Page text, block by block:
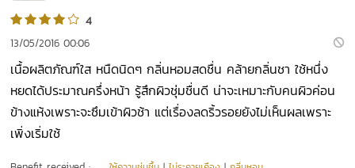
4
13/05/2016 00:06
เนื้อผลิตภัณฑ์ใส หนืดนิดๆ กลิ่นหอมสดชื่น คล้ายกลิ่นชา ใช้หนึ่ง
หยดได้ประมาณครึ่งหน้า รู้สึกผิวชุ่มชื่นดี น่าจะเหมาะกับคนผิวค่อน
ข้างแห้งเพราะจะซึมเข้าผิวช้า แต่เรื่องลดริ้วรอยยังไม่เห็นผลเพราะ
เพิ่งเริ่มใช้